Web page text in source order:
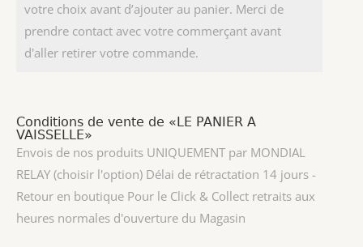
votre choix avant d’ajouter au panier. Merci de
prendre contact avec votre commerçant avant
d'aller retirer votre commande.
Conditions de vente de «LE PANIER A
VAISSELLE»
Envois de nos produits UNIQUEMENT par MONDIAL
RELAY (choisir l'option) Délai de rétractation 14 jours -
Retour en boutique Pour le Click & Collect retraits aux
heures normales d'ouverture du Magasin